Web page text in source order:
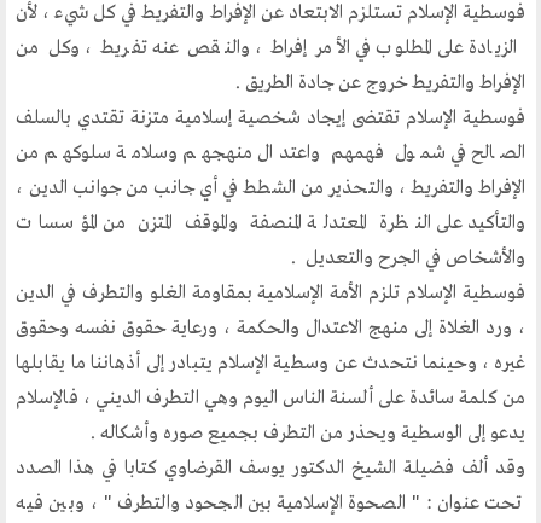
اهدافنا
تطلعاتنا
الهيئة الادارية
الفروع
أقسام الموقع
الحوار الحضاري
الحوار في القران الكريم
الحوار في السيرة
الحوار في الاسلام
الحوار مع الاخر
فوسطية الإسلام تستلزم الابتعاد عن الإفراط والتفريط في كل شيء ، لأن
الزيادة على المطلوب في الأمر إفراط ، والنقص عنه تفريط ، وكل من
الإفراط والتفريط خروج عن جادة الطريق .
فوسطية الإسلام تقتضى إيجاد شخصية إسلامية متزنة تقتدي بالسلف
الصالح في شمول فهمهم واعتدال منهجهم وسلامة سلوكهم من
الإفراط والتفريط ، والتحذير من الشطط في أي جانب من جوانب الدين ،
والتأكيد على النظرة المعتدلة المنصفة والموقف المتزن من المؤسسات
والأشخاص في الجرح والتعديل .
فوسطية الإسلام تلزم الأمة الإسلامية بمقاومة الغلو والتطرف في الدين
، ورد الغلاة إلى منهج الاعتدال والحكمة ، ورعاية حقوق نفسه وحقوق
غيره ، وحينما نتحدث عن وسطية الإسلام يتبادر إلى أذهاننا ما يقابلها
من كلمة سائدة على ألسنة الناس اليوم وهي التطرف الديني ، فالإسلام
يدعو إلى الوسطية ويحذر من التطرف بجميع صوره وأشكاله .
وقد ألف فضيلة الشيخ الدكتور يوسف القرضاوي كتابا في هذا الصدد
تحت عنوان : " الصحوة الإسلامية بين الجحود والتطرف " ، وبين فيه